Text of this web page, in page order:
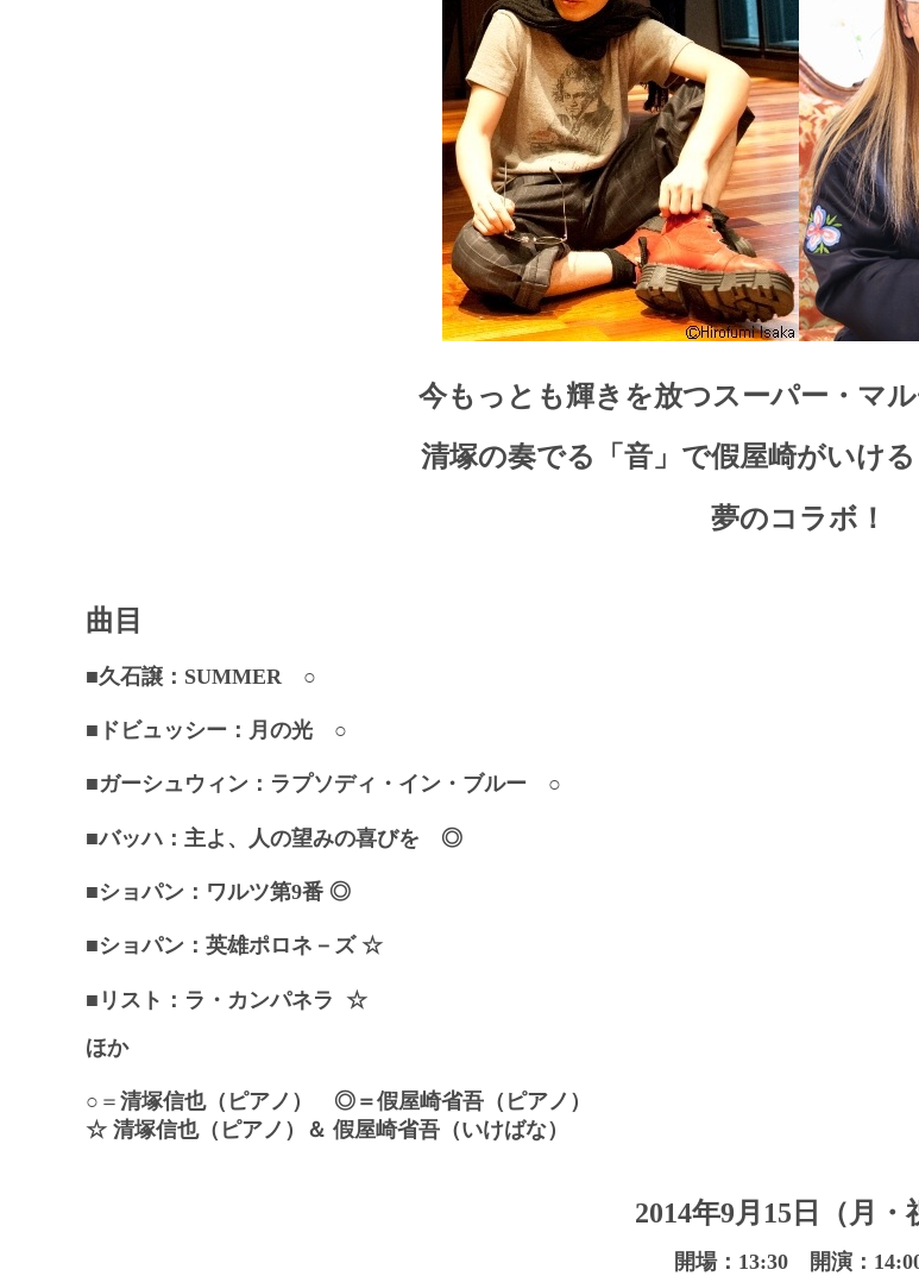
今もっとも輝きを放つスーパー・マ
清塚の奏でる「音」で假屋崎がいける
夢のコラボ！
曲目
■久石譲： SUMMER ○
■ ドビュッシー： 月の光 ○
■ガーシュウィン： ラプソディ・イン・ブルー ○
■バッハ： 主よ、人の望みの喜びを ◎
■ショパン： ワルツ第9番 ◎
■ショパン： 英雄ポロネ－ズ ☆
■ リスト： ラ・カンパネラ ☆
ほか
○＝ 清塚信也（ピアノ） ◎＝假屋崎省吾（ピアノ）
☆ 清塚信也（ピアノ）＆ 假屋崎省吾（いけばな）
2014年9月15日（月・
開場：13:30 開演：